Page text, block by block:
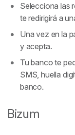
Selecciona las
te redirigirá a
Una vez en la
y acepta.
Tu banco te
SMS, huella
banco.
Bizum